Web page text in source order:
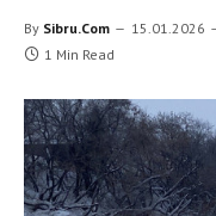
By Sibru.Com 15.01.2026
1 Min Read